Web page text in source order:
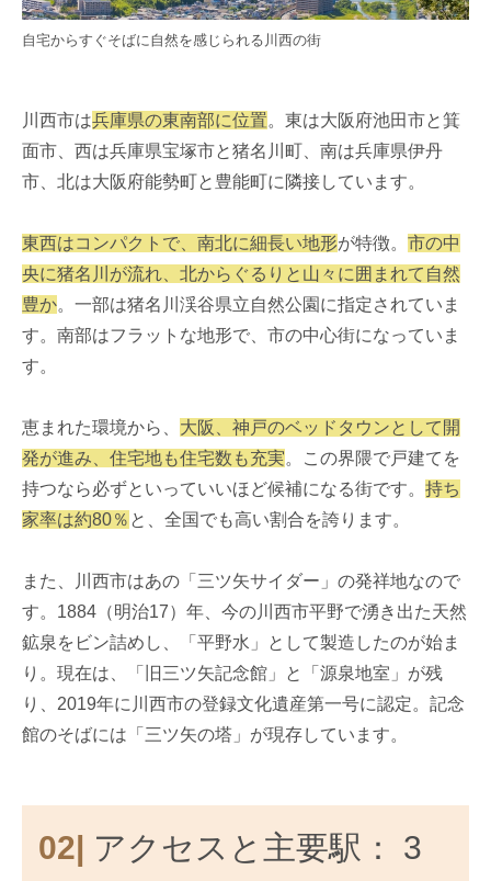
自宅からすぐそばに自然を感じられる川西の街
川西市は兵庫県の東南部に位置。東は大阪府池田市と箕
面市、西は兵庫県宝塚市と猪名川町、南は兵庫県伊丹
市、北は大阪府能勢町と豊能町に隣接しています。
東西はコンパクトで、南北に細長い地形が特徴。 市の中
央に猪名川が流れ、北からぐるりと山々に囲まれて自然
豊か。一部は猪名川渓谷県立自然公園に指定されていま
す。南部はフラットな地形で、市の中心街になっていま
す。
恵まれた環境から、 大阪、神戸のベッドタウンとして開
発が進み、住宅地も住宅数も充実。この界隈で戸建てを
持つなら必ずといっていいほど候補になる街です。 持ち
家率は約80％ と、全国でも高い割合を誇ります。
また、川西市はあの「三ツ矢サイダー」の発祥地なので
す。1884（明治17）年、今の川西市平野で湧き出た天然
鉱泉をビン詰めし、「平野水」として製造したのが始ま
り。現在は、「旧三ツ矢記念館」と「源泉地室」が残
り、2019年に川西市の登録文化遺産第一号に認定。記念
館のそばには「三ツ矢の塔」が現存しています。
02| アクセスと主要駅： 3